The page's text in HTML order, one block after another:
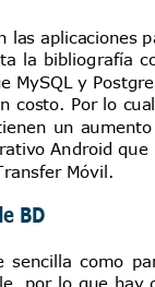
las aplicaciones
la bibliografía
MySQL y
costo. Por lo
un aumento
Android
Móvil.
BD
sencilla como
por lo quehay